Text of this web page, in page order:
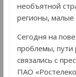
необъятной
регионы,
Сегодня на
проблемы,
связались с
ПАО